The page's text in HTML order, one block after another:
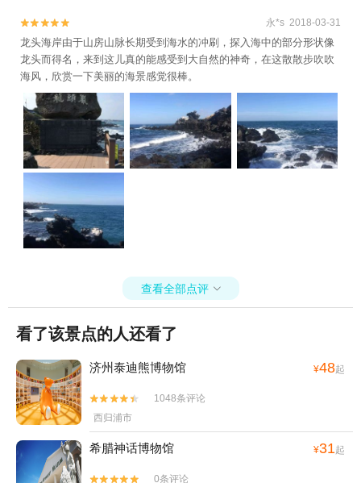

 永*s 2018-03-31
龙头海岸由于山房山脉长期受到海水的冲刷，探入海中的部分形状像
龙头而得名，来到这儿真的能感受到大自然的神奇，在这散散步吹吹
海风，欣赏一下美丽的海景感觉很棒。
查看全部点评 
看了该景点的人还看了
济州泰迪熊博物馆 ¥48起


1048条评论
西归浦市
希腊神话博物馆 ¥31起

 0条评论